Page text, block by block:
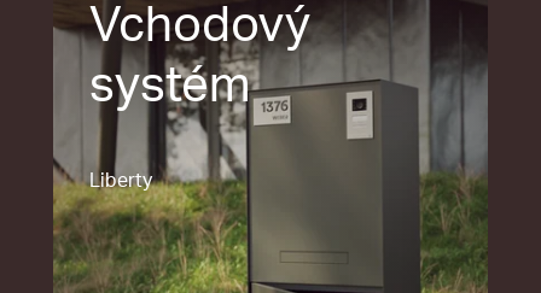
Vchodový
systém
Liberty